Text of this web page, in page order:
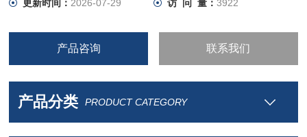
更新时间： 2026-07-29 访 问 量： 3922
产品咨询 联系我们
产品分类 PRODUCT CATEGORY